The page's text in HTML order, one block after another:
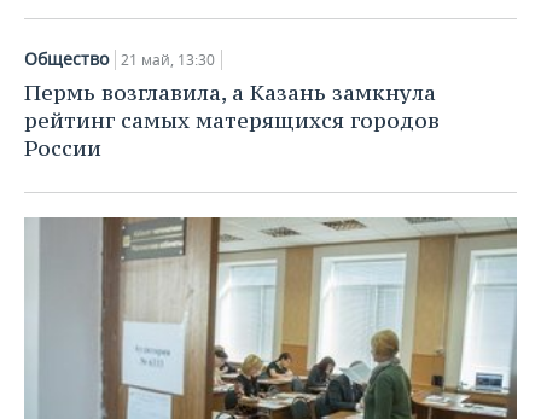
Общество 21 май, 13:30
Пермь возглавила, а Казань замкнула
рейтинг самых матерящихся городов
России